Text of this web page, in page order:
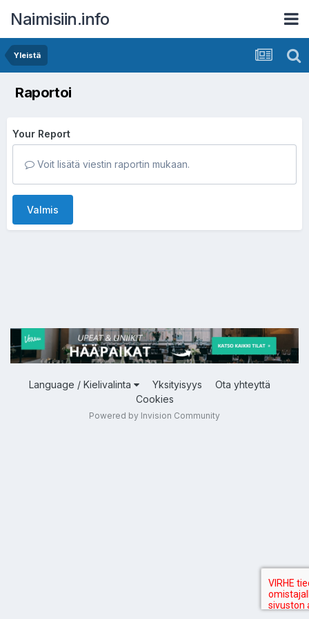
Naimisiin.info
Yleistä
Raportoi
Your Report
Voit lisätä viestin raportin mukaan.
Valmis
Language / Kielivalinta Yksityisyys
Ota yhteyttä
Cookies
Powered by Invision Community